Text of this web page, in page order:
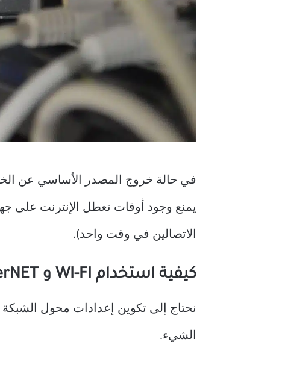
في حالة خروج المصدر الأساسي عن
يمنع وجود أوقات تعطل الإنترنت على
الاتصالين في وقت واحد).
كيفية استخدام WI-FI و EtherNET في نفس الوقت في WINDOWS
الشيء.